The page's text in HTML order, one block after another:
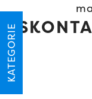
KATEGORIE